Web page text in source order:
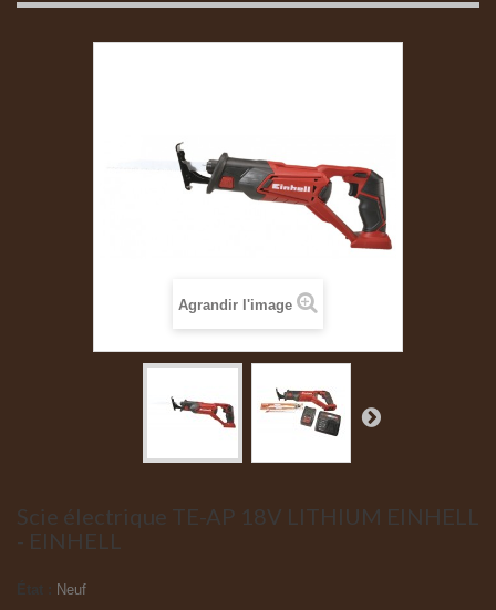
Agrandir l'image
Scie électrique TE-AP 18V LITHIUM EINHELL
- EINHELL
Neuf